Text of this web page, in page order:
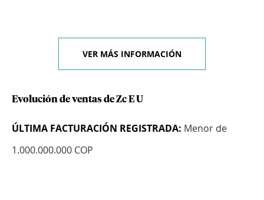
VER MÁS INFORMACIÓN
Evolución de ventas de Zc E U
ÚLTIMA FACTURACIÓN REGISTRADA: Menor de
1.000.000.000 COP